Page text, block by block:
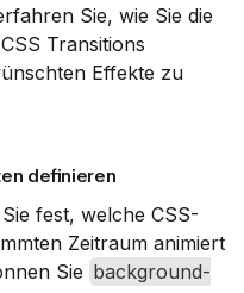
Sie, wie Sie die
Transitions
Effekte zu
definieren
fest, welche CSS-
Zeitraum animiert
Sie background-